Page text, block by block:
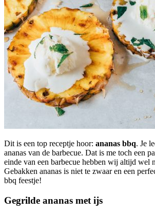
Dit is een top receptje hoor: ananas bbq. Je
ananas van de barbecue. Dat is me toch een
einde van een barbecue hebben wij altijd wel
Gebakken ananas is niet te zwaar en een
bbq feestje!
Gegrilde ananas met ijs